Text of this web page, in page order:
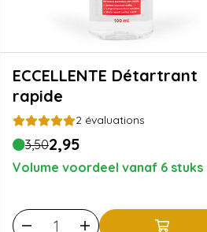
ECCELLENTE Détartrant
rapide
2 évaluations
3,502,95
Volume voordeel vanaf 6 stuks